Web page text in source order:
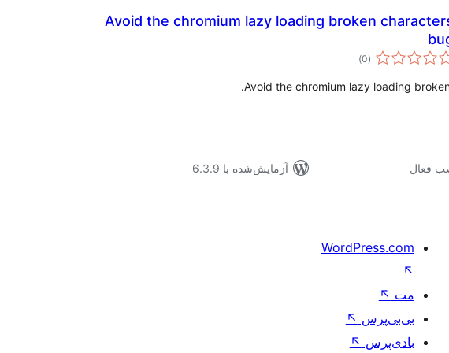
Avoid the chromium lazy loading broken
(0 مجموع
امتیازها
)
Avoid the chromium lazy loading
آزمایش‌شده با 6.3.9
WordPress.com
↖
مت ↖
بی‌بی‌پرس ↖
بادی‌پرس ↖